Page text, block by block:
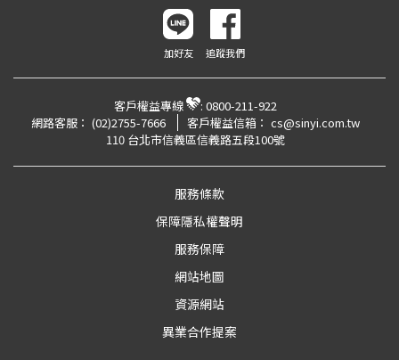
加好友 追蹤我們
客戶權益專線 : 0800-211-922
網路客服： (02)2755-7666 客戶權益信箱： cs@sinyi.com.tw
110 台北市信義區信義路五段100號
服務條款
保障隱私權聲明
服務保障
網站地圖
資源網站
異業合作提案